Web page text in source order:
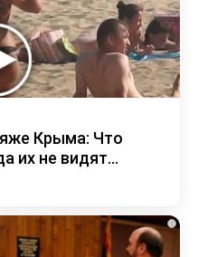
Крыма: Что
их не видят...
i